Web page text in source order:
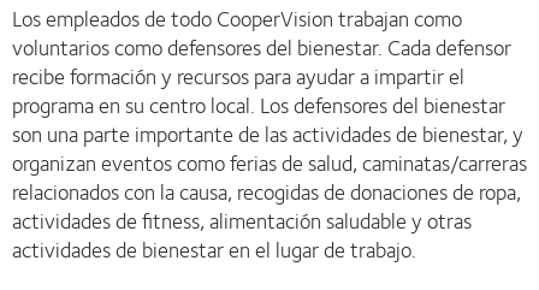
Los empleados de todo CooperVision trabajan como
voluntarios como defensores del bienestar. Cada defensor
recibe formación y recursos para ayudar a impartir el
programa en su centro local. Los defensores del bienestar
son una parte importante de las actividades de bienestar, y
organizan eventos como ferias de salud, caminatas/carreras
relacionados con la causa, recogidas de donaciones de ropa,
actividades de fitness, alimentación saludable y otras
actividades de bienestar en el lugar de trabajo.